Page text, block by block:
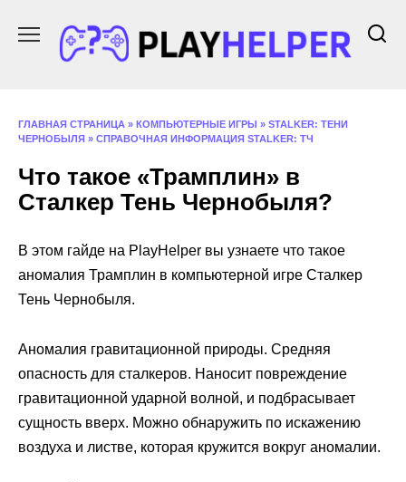
содержанию
ГЛАВНАЯ СТРАНИЦА » КОМПЬЮТЕРНЫЕ ИГРЫ » STALKER: ТЕНИ
ЧЕРНОБЫЛЯ » СПРАВОЧНАЯ ИНФОРМАЦИЯ STALKER: ТЧ
Что такое «Трамплин» в
Сталкер Тень Чернобыля?
В этом гайде на PlayHelper вы узнаете что такое
аномалия Трамплин в компьютерной игре Сталкер
Тень Чернобыля.
Аномалия гравитационной природы. Средняя
опасность для сталкеров. Наносит повреждение
гравитационной ударной волной, и подбрасывает
сущность вверх. Можно обнаружить по искажению
воздуха и листве, которая кружится вокруг аномалии.